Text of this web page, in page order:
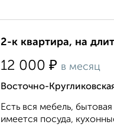
2-к квартира, на
12 000 ₽ в месяц
Восточно-
Есть вся мебель,
имеется посуда,